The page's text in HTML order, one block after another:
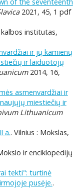
2021, 45, 1 pdf
kalbos institutas,
ir jų kamienų
ir laiduotojų
2014, 16,
asmenvardžiai ir
miestiečių ir
Lithuanicum
a.. Vilnius : Mokslas,
ir enciklopedijų
tekti": turtinė
pusėje..